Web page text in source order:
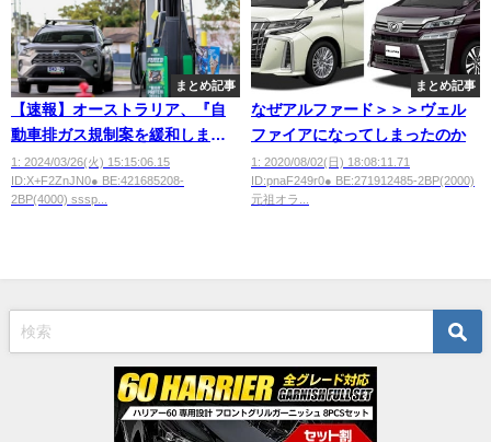
まとめ記事
【速報】オーストラリア、『自
動車排ガス規制案を緩和しま
す！！』←これ
1: 2024/03/26(火) 15:15:06.15
ID:X+F2ZnJN0● BE:421685208-
2BP(4000) sssp...
まとめ記事
なぜアルファード＞＞＞ヴェル
ファイアになってしまったのか
1: 2020/08/02(日) 18:08:11.71
ID:pnaF249r0● BE:271912485-2BP(2000)
元祖オラ...